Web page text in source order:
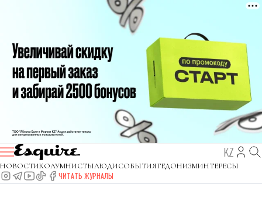
KZ
НОВОСТИКОЛУМНИСТЫЛЮДИСОБЫТИЯГЕДОНИЗМИНТЕРЕСЫ
ЧИТАТЬ ЖУРНАЛЫ